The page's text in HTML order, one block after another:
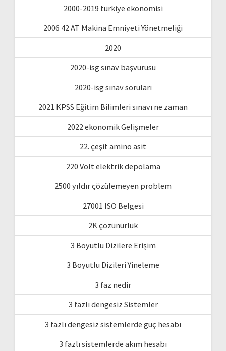
2000-2019 türkiye ekonomisi
2006 42 AT Makina Emniyeti Yönetmeliği
2020
2020-isg sınav başvurusu
2020-isg sınav soruları
2021 KPSS Eğitim Bilimleri sınavı ne zaman
2022 ekonomik Gelişmeler
22. çeşit amino asit
220 Volt elektrik depolama
2500 yıldır çözülemeyen problem
27001 ISO Belgesi
2K çözünürlük
3 Boyutlu Dizilere Erişim
3 Boyutlu Dizileri Yineleme
3 faz nedir
3 fazlı dengesiz Sistemler
3 fazlı dengesiz sistemlerde güç hesabı
3 fazlı sistemlerde akım hesabı